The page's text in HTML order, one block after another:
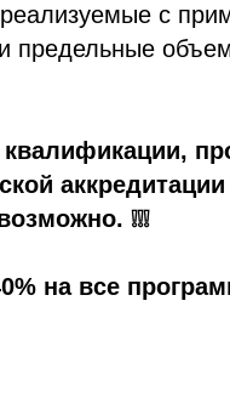
с
предельные
❕❕❕
на все